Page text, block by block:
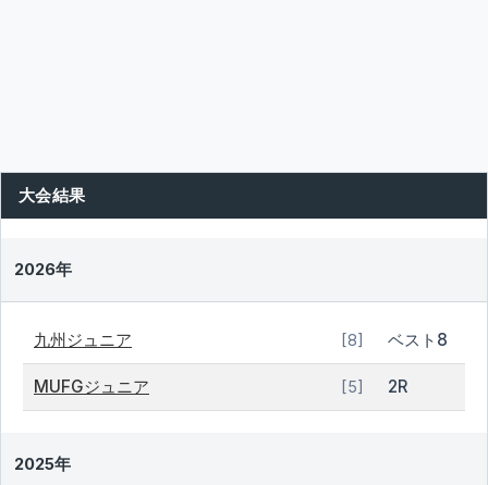
大会結果
2026年
九州ジュニア [8] ベスト8
MUFGジュニア [5] 2R
2025年